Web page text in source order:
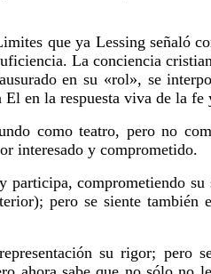
que ya Lessing señaló
La conciencia
en su «rol», se
en la respuesta viva de la fe
como teatro, pero no
interesado y comprometido.
comprometiendo
pero se siente
su rigor; pero